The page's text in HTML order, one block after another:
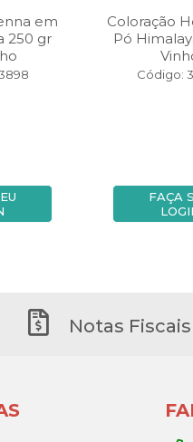
em
250 gr
Coloração
Pó
Código:
FAÇA
Notas Fiscais